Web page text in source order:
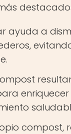
ayuda a
compost,